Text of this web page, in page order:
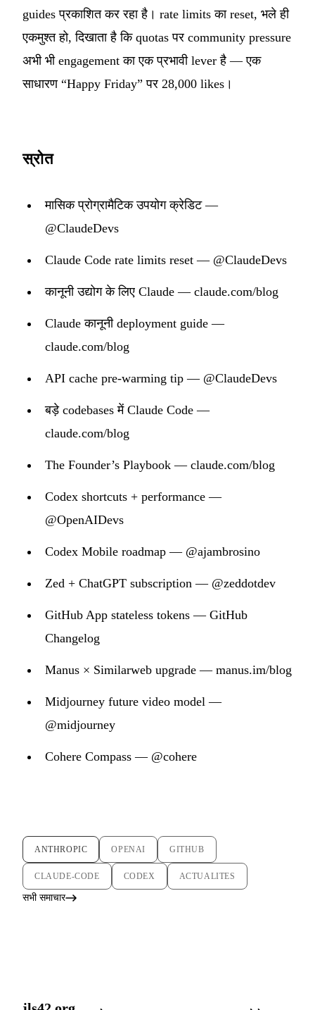
guides प्रकाशित कर रहा है। rate limits का reset, भले ही
एकमुश्त हो, दिखाता है कि quotas पर community pressure
अभी भी engagement का एक प्रभावी lever है — एक
साधारण “Happy Friday” पर 28,000 likes।
स्रोत
मासिक प्रोग्रामैटिक उपयोग क्रेडिट —
@ClaudeDevs
Claude Code rate limits reset — @ClaudeDevs
कानूनी उद्योग के लिए Claude — claude.com/blog
Claude कानूनी deployment guide —
claude.com/blog
API cache pre-warming tip — @ClaudeDevs
बड़े codebases में Claude Code —
claude.com/blog
The Founder’s Playbook — claude.com/blog
Codex shortcuts + performance —
@OpenAIDevs
Codex Mobile roadmap — @ajambrosino
Zed + ChatGPT subscription — @zeddotdev
GitHub App stateless tokens — GitHub
Changelog
Manus × Similarweb upgrade — manus.im/blog
Midjourney future video model —
@midjourney
Cohere Compass — @cohere
ANTHROPIC OPENAI GITHUB
CLAUDE-CODE CODEX ACTUALITES
सभी समाचार